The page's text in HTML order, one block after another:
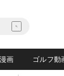
漫画 ゴルフ動